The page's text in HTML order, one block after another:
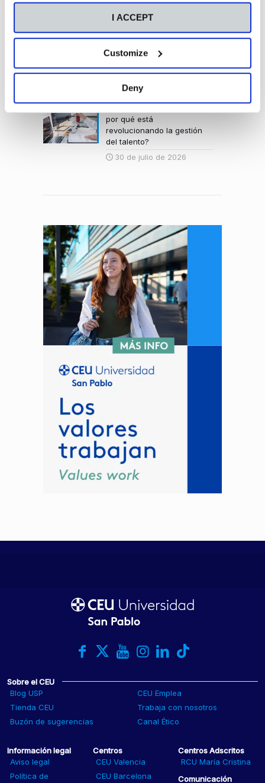
I ACCEPT
Customize
Deny
empresarial
4 de agosto de 2026
decidir qué carrera estudiar
entre tus opciones finalistas
4 de agosto de 2026
por qué está
revolucionando la gestión
del talento?
30 de julio de 2026
Sobre el CEU
Blog USP
CEU Emplea
Tienda CEU
Trabaja con nosotros
Buzón de sugerencias
Canal Ético
Información legal
Aviso legal
Política de
Centros
CEU Valencia
CEU Barcelona
Centros Adscritos
RCU María Cristina
Comunicación